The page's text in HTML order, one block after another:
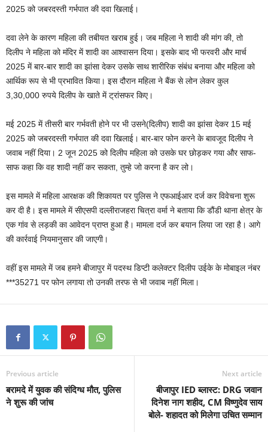
2025 को जबरदस्ती गर्भपात की दवा खिलाई।
दवा लेने के कारण महिला की तबीयत खराब हुई। जब महिला ने शादी की मांग की, तो
दिलीप ने महिला को मंदिर में शादी का आश्वासन दिया। इसके बाद भी फरवरी और मार्च
2025 में बार-बार शादी का झांसा देकर उसके साथ शारीरिक संबंध बनाया और महिला को
आर्थिक रूप से भी प्रभावित किया। इस दौरान महिला ने बैंक से लोन लेकर कुल
3,30,000 रुपये दिलीप के खाते में ट्रांसफर किए।
मई 2025 में तीसरी बार गर्भवती होने पर भी उसने(दिलीप) शादी का झांसा देकर 15 मई
2025 को जबरदस्ती गर्भपात की दवा खिलाई। बार-बार फोन करने के बावजूद दिलीप ने
जवाब नहीं दिया। 2 जून 2025 को दिलीप महिला को उसके घर छोड़कर गया और साफ-
साफ कहा कि वह शादी नहीं कर सकता, तुम्हे जो करना है कर लो।
इस मामले में महिला आरक्षक की शिकायत पर पुलिस ने एफआईआर दर्ज कर विवेचना शुरू
कर दी है। इस मामले में सीएसपी दल्लीराजहरा चित्रा वर्मा ने बताया कि डौंडी थाना क्षेत्र के
एक गांव से लड़की का आवेदन प्राप्त हुआ है। मामला दर्ज कर बयान लिया जा रहा है। आगे
की कार्रवाई नियमानुसार की जाएगी।
वहीं इस मामले में जब हमने बीजापुर में पदस्थ डिप्टी कलेक्टर दिलीप उईके के मोबाइल नंबर
***35271 पर फोन लगाया तो उनकी तरफ से भी जवाब नहीं मिला।
Previous article
बरामदे में युवक की संदिग्ध मौत, पुलिस
ने शुरू की जांच
Next article
बीजापुर IED ब्लास्ट: DRG जवान
दिनेश नाग शहीद, CM विष्णुदेव साय
बोले- शहादत को मिलेगा उचित सम्मान